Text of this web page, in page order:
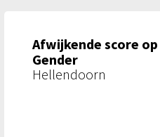
Afwijkende score op
Gender
Hellendoorn